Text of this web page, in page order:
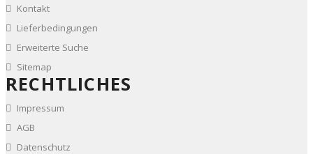
Kontakt
Lieferbedingungen
Erweiterte Suche
Sitemap
RECHTLICHES
Impressum
AGB
Datenschutz